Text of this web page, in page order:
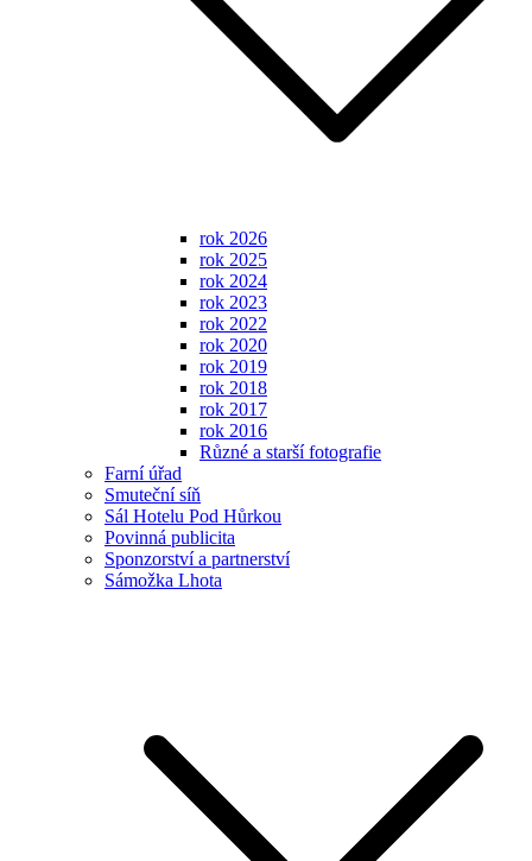
rok 2026
rok 2025
rok 2024
rok 2023
rok 2022
rok 2020
rok 2019
rok 2018
rok 2017
rok 2016
Různé a starší fotografie
Farní úřad
Smuteční síň
Sál Hotelu Pod Hůrkou
Povinná publicita
Sponzorství a partnerství
Sámožka Lhota